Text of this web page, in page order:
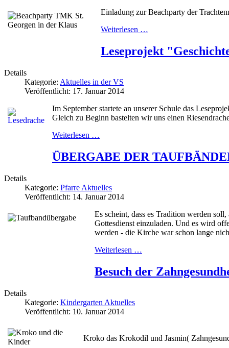
Einladung zur Beachparty der
Weiterlesen …
Leseprojekt
Details
Kategorie: Aktuelles in der VS
Veröffentlicht: 17. Januar 2014
Im September startete an unserer Schule das
Gleich zu Beginn bastelten wir uns einen
Weiterlesen …
ÜBERGABE DER
Details
Kategorie: Pfarre Aktuelles
Veröffentlicht: 14. Januar 2014
Es scheint, dass es Tradition werden
Gottesdienst einzuladen. Und es wird
werden - die Kirche war schon lange
Weiterlesen …
Besuch der
Details
Kategorie: Kindergarten Aktuelles
Veröffentlicht: 10. Januar 2014
Kroko das Krokodil und Jasmin(